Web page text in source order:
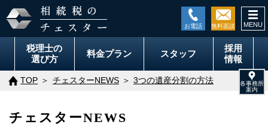
税理士の
選び方
料金プラン スタッフ
採用
情報
TOP チェスターNEWS 3つの遺産分割の方法
チェスターNEWS